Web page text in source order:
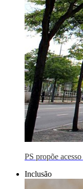
PS propõe
Inclusão